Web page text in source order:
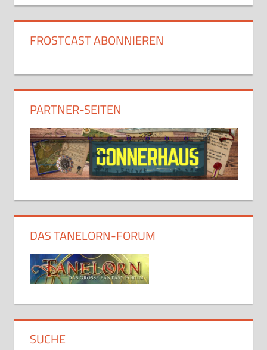
FROSTCAST ABONNIEREN
PARTNER-SEITEN
DAS TANELORN-FORUM
SUCHE